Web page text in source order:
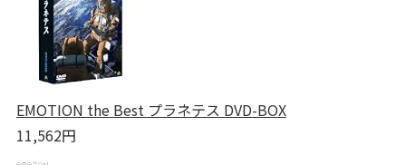
EMOTION the Best プラネテス DVD-BOX
11,562円